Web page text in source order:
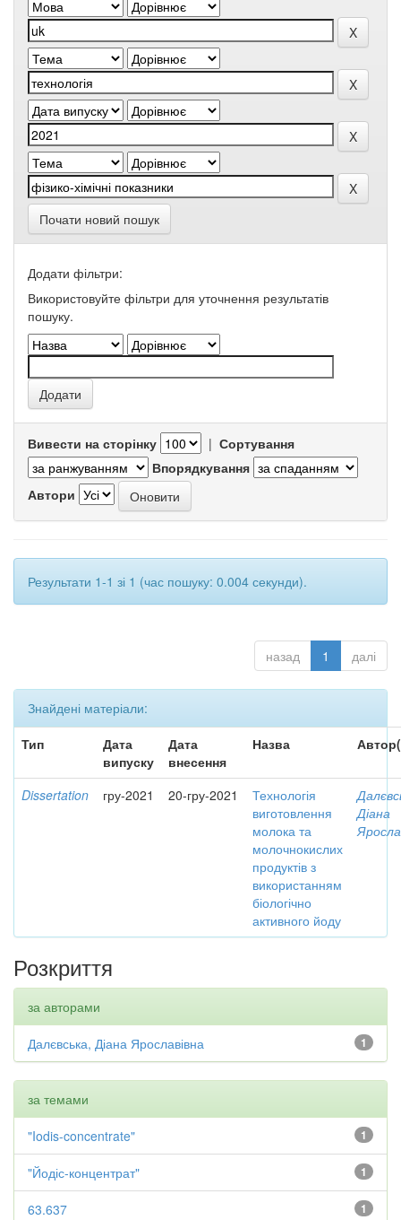
Почати новий пошук
Додати фільтри:
Використовуйте фільтри для уточнення результатів
пошуку.
Вивести на сторінку | Сортування
Впорядкування
Автори
Результати 1-1 зі 1 (час пошуку: 0.004 секунди).
назад 1 далі
Знайдені матеріали:
Тип
Дата
випуску
Дата
внесення
Назва
Dissertation гру-2021 20-гру-2021
Технологія
виготовлення
молока та
молочнокислих
продуктів з
використанням
біологічно
активного йоду
Діана
Розкриття
за авторами
1
Далєвська, Діана Ярославівна
за темами
1
"Iodis-concentrate"
1
"Йодіс-концентрат"
1
63.637